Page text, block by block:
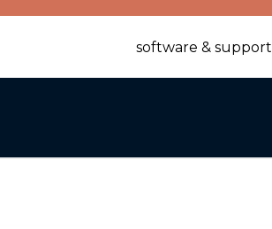
software & support